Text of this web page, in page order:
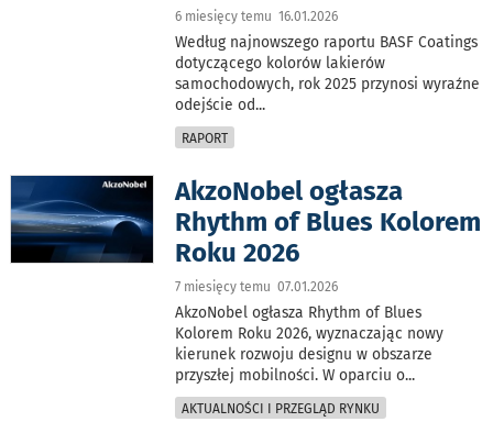
6 miesięcy temu 16.01.2026
Według najnowszego raportu BASF Coatings
dotyczącego kolorów lakierów
samochodowych, rok 2025 przynosi wyraźne
odejście od...
RAPORT
AkzoNobel ogłasza
Rhythm of Blues Kolorem
Roku 2026
7 miesięcy temu 07.01.2026
AkzoNobel ogłasza Rhythm of Blues
Kolorem Roku 2026, wyznaczając nowy
kierunek rozwoju designu w obszarze
przyszłej mobilności. W oparciu o...
AKTUALNOŚCI I PRZEGLĄD RYNKU